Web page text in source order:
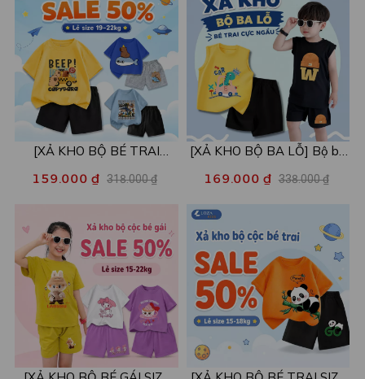
[XẢ KHO BỘ BÉ TRAI
nhiều mẫu - Quần áo bé trai
XB003
159.000 ₫ 318.000 ₫
[XẢ KHO BỘ BA LỖ] Bộ ba
size từ 15-40kg - Quần áo
bé trai - Loza Kids XABL01
169.000 ₫ 338.000 ₫